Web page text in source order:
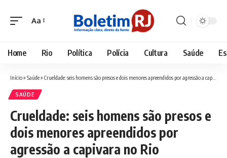
Font
Aa
Home Rio Política Polícia Cultura Saúde
Início» Saúde» Crueldade: seis homens são presos e dois menores apreendidos por agressão a capivara no Rio
SAÚDE
Crueldade: seis homens são presos e
dois menores apreendidos por
agressão a capivara no Rio